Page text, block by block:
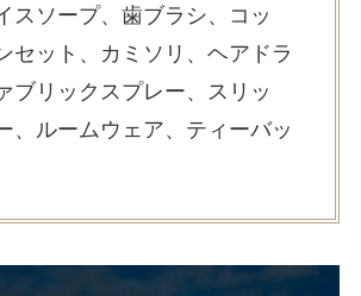
スソープ、歯ブラシ、コッ
セット、カミソリ、ヘアドラ
ブリックスプレー、スリッ
、ルームウェア、ティーバッ